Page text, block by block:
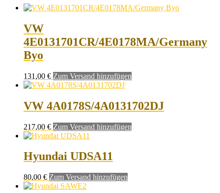
VW
4E0131701CR/4E0178MA/Germany
Byo
131,00 € Zum Versand hinzufügen
VW 4A0178S/4A0131702DJ
217,00 € Zum Versand hinzufügen
Hyundai UDSA11
80,00 € Zum Versand hinzufügen